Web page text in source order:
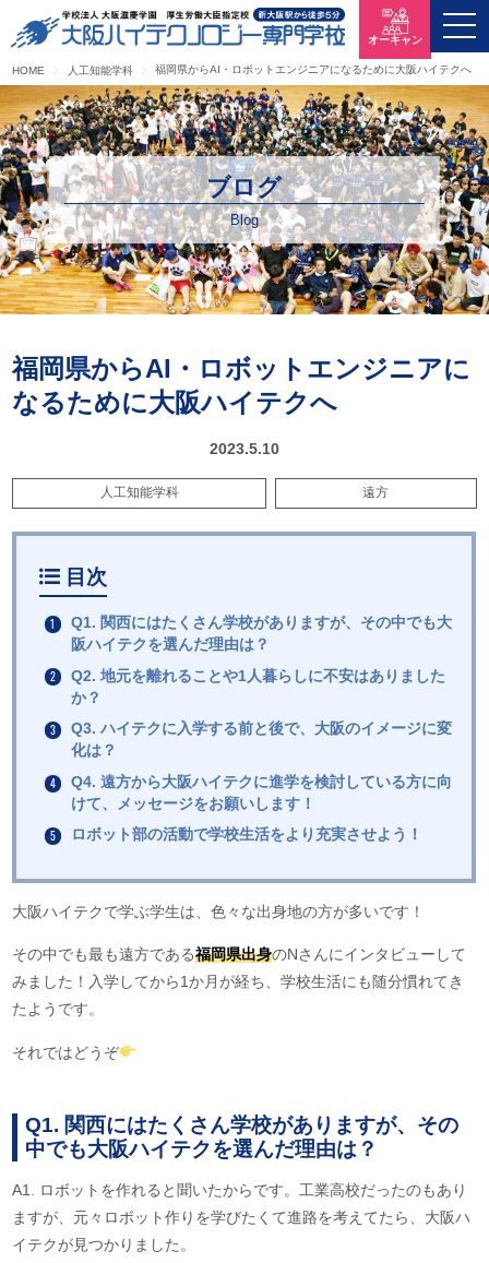
HOME 人工知能学科 福岡県からAI・ロボットエンジニアになるために大阪ハイテクへ
オーキャン
ブログ
Blog
福岡県からAI・ロボットエンジニアに
なるために大阪ハイテクへ
2023.5.10
人工知能学科 遠方
目次
Q1. 関西にはたくさん学校がありますが、その中でも大
阪ハイテクを選んだ理由は？
Q2. 地元を離れることや1人暮らしに不安はありました
か？
Q3. ハイテクに入学する前と後で、大阪のイメージに変
化は？
Q4. 遠方から大阪ハイテクに進学を検討している方に向
けて、メッセージをお願いします！
ロボット部の活動で学校生活をより充実させよう！
大阪ハイテクで学ぶ学生は、色々な出身地の方が多いです！
その中でも最も遠方である福岡県出身のNさんにインタビューして
みました！入学してから1か月が経ち、学校生活にも随分慣れてき
たようです。
それではどうぞ
Q1. 関西にはたくさん学校がありますが、その
中でも大阪ハイテクを選んだ理由は？
A1. ロボットを作れると聞いたからです。工業高校だったのもあり
ますが、元々ロボット作りを学びたくて進路を考えてたら、大阪ハ
イテクが見つかりました。